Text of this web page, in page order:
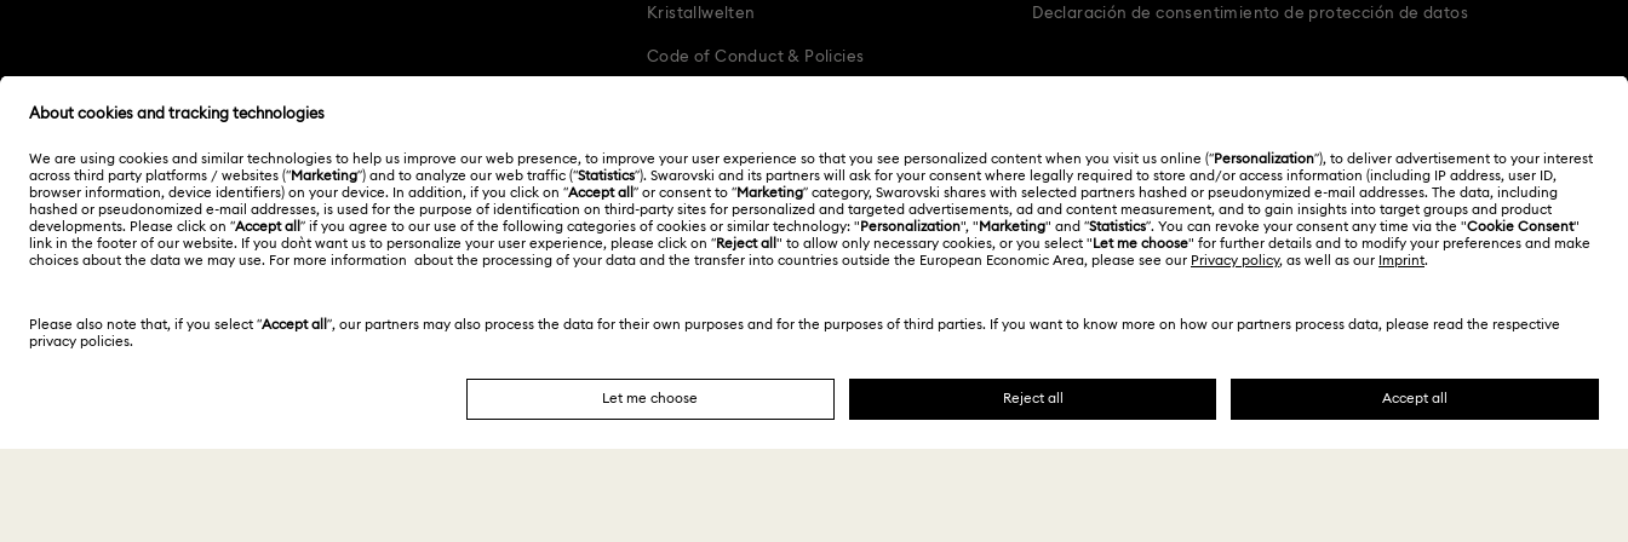
Regalos románticos
Kristallwelten
Code of Conduct & Policies
Declaración de consentimiento de protección de datos
Otros países/regiones English Deutsch Español Français
Copyright ⓒ 2026 Swarovski. Todos los derechos
reservados.